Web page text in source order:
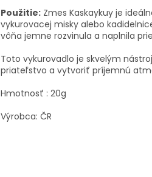
Použitie: Zmes Kaskaykuy je
vykurovacej misky alebo
vôňa jemne rozvinula a naplnila
Toto vykurovadlo je skvelým
priateľstvo a vytvoriť príjemnú
Hmotnosť : 20g
Výrobca: ČR